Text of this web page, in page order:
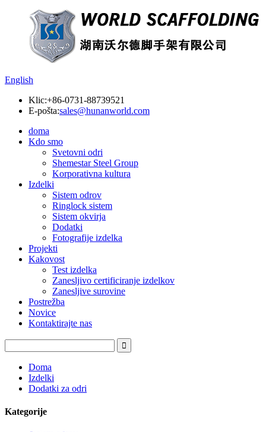
English
Klic:+86-0731-88739521
E-pošta:sales@hunanworld.com
doma
Kdo smo
Svetovni odri
Shemestar Steel Group
Korporativna kultura
Izdelki
Sistem odrov
Ringlock sistem
Sistem okvirja
Dodatki
Fotografije izdelka
Projekti
Kakovost
Test izdelka
Zanesljivo certificiranje izdelkov
Zanesljive surovine
Postrežba
Novice
Kontaktirajte nas
Doma
Izdelki
Dodatki za odri
Kategorije